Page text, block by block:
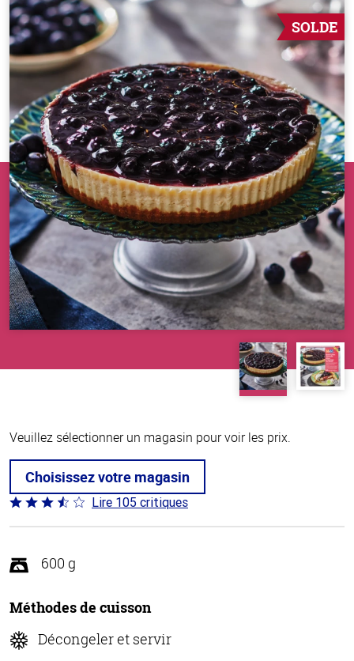
SOLDE
Veuillez sélectionner un magasin pour voir les prix.
Choisissez votre magasin
Coté
3.3 sur
Lire 105 critiques
600 g
Méthodes de cuisson
Décongeler et servir